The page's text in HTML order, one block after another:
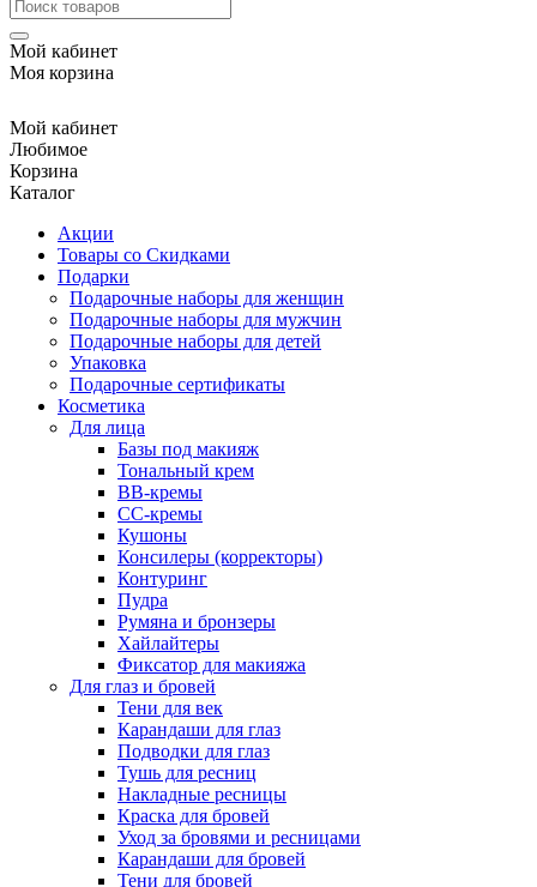
Мой кабинет
Моя корзина
Мой кабинет
Любимое
Корзина
Каталог
Акции
Товары со Скидками
Подарки
Подарочные наборы для женщин
Подарочные наборы для мужчин
Подарочные наборы для детей
Упаковка
Подарочные сертификаты
Косметика
Для лица
Базы под макияж
Тональный крем
BB-кремы
CC-кремы
Кушоны
Консилеры (корректоры)
Контуринг
Пудра
Румяна и бронзеры
Хайлайтеры
Фиксатор для макияжа
Для глаз и бровей
Тени для век
Карандаши для глаз
Подводки для глаз
Тушь для ресниц
Накладные ресницы
Краска для бровей
Уход за бровями и ресницами
Карандаши для бровей
Тени для бровей